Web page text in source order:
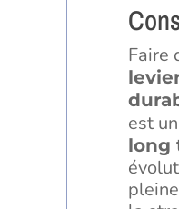
Faire
est
long